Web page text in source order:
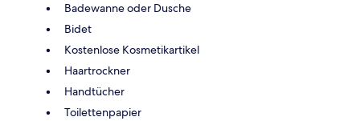
Badewanne oder Dusche
Bidet
Kostenlose Kosmetikartikel
Haartrockner
Handtücher
Toilettenpapier